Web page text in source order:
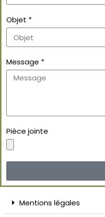
Objet *
Message *
Pièce jointe
Mentions légales